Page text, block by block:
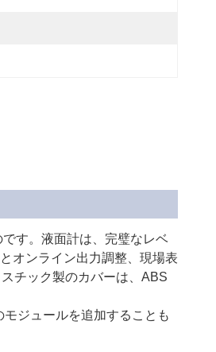
す。液面計は、完璧なレベ
オンライン出力調整、現場表
チック製のカバーは、ABS
ジュールを追加することも